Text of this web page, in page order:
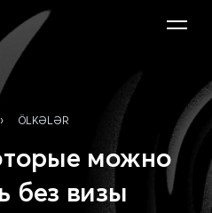
› ÖLKƏLƏR
можно
без визы